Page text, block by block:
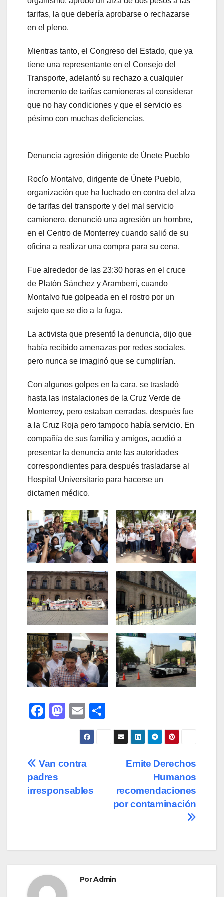
tarifas, la que debería aprobarse o rechazarse
en el pleno.
Mientras tanto, el Congreso del Estado, que ya
tiene una representante en el Consejo del
Transporte, adelantó su rechazo a cualquier
incremento de tarifas camioneras al considerar
que no hay condiciones y que el servicio es
pésimo con muchas deficiencias.
Denuncia agresión dirigente de Únete Pueblo
Rocío Montalvo, dirigente de Únete Pueblo,
organización que ha luchado en contra del alza
de tarifas del transporte y del mal servicio
camionero, denunció una agresión un hombre,
en el Centro de Monterrey cuando salió de su
oficina a realizar una compra para su cena.
Fue alrededor de las 23:30 horas en el cruce
de Platón Sánchez y Aramberri, cuando
Montalvo fue golpeada en el rostro por un
sujeto que se dio a la fuga.
La activista que presentó la denuncia, dijo que
había recibido amenazas por redes sociales,
pero nunca se imaginó que se cumplirían.
Con algunos golpes en la cara, se trasladó
hasta las instalaciones de la Cruz Verde de
Monterrey, pero estaban cerradas, después fue
a la Cruz Roja pero tampoco había servicio. En
compañía de sus familia y amigos, acudió a
presentar la denuncia ante las autoridades
correspondientes para después trasladarse al
Hospital Universitario para hacerse un
dictamen médico.
F
e
b
o
M
o
o
E
m
ail
o
m
tir
Navegación
de
Emite Derechos
Humanos
recomendaciones
por contaminación
Van contra
padres
irresponsables
PorAdmin